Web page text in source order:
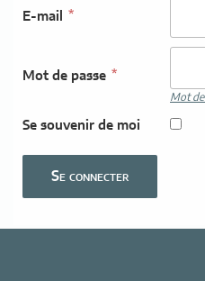
E-mail
Mot de passe
Mot de
Se souvenir de moi